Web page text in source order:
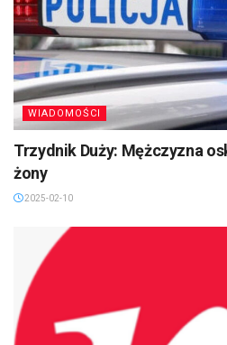
WIADOMOŚCI
Trzydnik Duży: Mężczyzna
żony
2025-02-10